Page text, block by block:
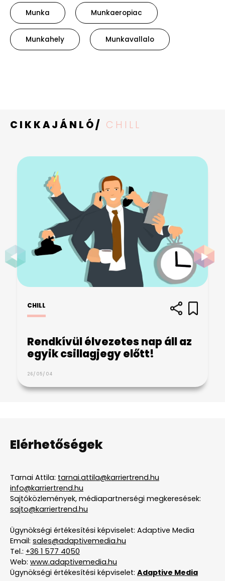
Munka Munkaeropiac
Munkahely Munkavallalo
CIKKAJÁNLÓ/ CHILL
CHILL
Rendkívül élvezetes nap áll az
egyik csillagjegy előtt!
26/05/04
Elérhetőségek
Tarnai Attila: tarnai.attila@karriertrend.hu
info@karriertrend.hu
Sajtóközlemények, médiapartnerségi megkeresések:
sajto@karriertrend.hu
Ügynökségi értékesítési képviselet: Adaptive Media
Email: sales@adaptivemedia.hu
Tel.: +36 1 577 4050
Web: www.adaptivemedia.hu
Ügynökségi értékesítési képviselet: Adaptive Media